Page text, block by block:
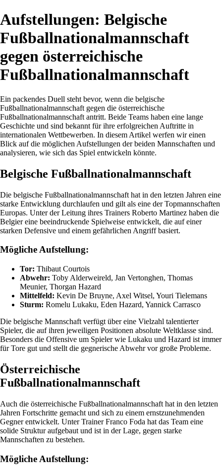
Aufstellungen: Belgische
Fußballnationalmannschaft
gegen österreichische
Fußballnationalmannschaft
Ein packendes Duell steht bevor, wenn die belgische
Fußballnationalmannschaft gegen die österreichische
Fußballnationalmannschaft antritt. Beide Teams haben eine lange
Geschichte und sind bekannt für ihre erfolgreichen Auftritte in
internationalen Wettbewerben. In diesem Artikel werfen wir einen
Blick auf die möglichen Aufstellungen der beiden Mannschaften und
analysieren, wie sich das Spiel entwickeln könnte.
Belgische Fußballnationalmannschaft
Die belgische Fußballnationalmannschaft hat in den letzten Jahren eine
starke Entwicklung durchlaufen und gilt als eine der Topmannschaften
Europas. Unter der Leitung ihres Trainers Roberto Martinez haben die
Belgier eine beeindruckende Spielweise entwickelt, die auf einer
starken Defensive und einem gefährlichen Angriff basiert.
Mögliche Aufstellung:
Tor: Thibaut Courtois
Abwehr: Toby Alderweireld, Jan Vertonghen, Thomas
Meunier, Thorgan Hazard
Mittelfeld: Kevin De Bruyne, Axel Witsel, Youri Tielemans
Sturm: Romelu Lukaku, Eden Hazard, Yannick Carrasco
Die belgische Mannschaft verfügt über eine Vielzahl talentierter
Spieler, die auf ihren jeweiligen Positionen absolute Weltklasse sind.
Besonders die Offensive um Spieler wie Lukaku und Hazard ist immer
für Tore gut und stellt die gegnerische Abwehr vor große Probleme.
Österreichische
Fußballnationalmannschaft
Auch die österreichische Fußballnationalmannschaft hat in den letzten
Jahren Fortschritte gemacht und sich zu einem ernstzunehmenden
Gegner entwickelt. Unter Trainer Franco Foda hat das Team eine
solide Struktur aufgebaut und ist in der Lage, gegen starke
Mannschaften zu bestehen.
Mögliche Aufstellung: